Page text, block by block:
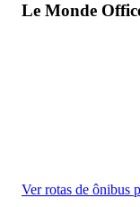
Le Monde
Ver rotas de ônibus